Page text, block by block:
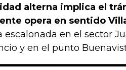
alterna implica el
opera en sentido
escalonada en el sector
y en el punto